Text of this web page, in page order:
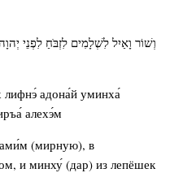
וְשׁוֹר וָאַיִל לִשְׁלָמִים לִזְבֹּחַ לִפְנֵי
адона́й уминха́
алехэ́м
(мирную), в
и минху́ (дар) из лепёшек